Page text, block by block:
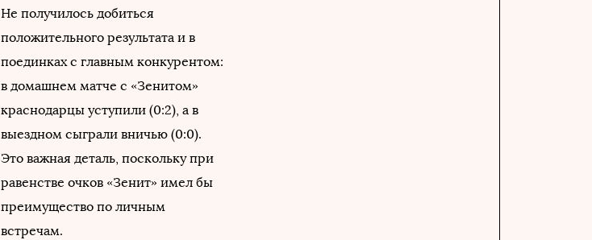
Не получилось добиться
положительного результата и в
поединках с главным конкурентом:
в домашнем матче с «Зенитом»
краснодарцы уступили (0:2), а в
выездном сыграли вничью (0:0).
Это важная деталь, поскольку при
равенстве очков «Зенит» имел бы
преимущество по личным
встречам.